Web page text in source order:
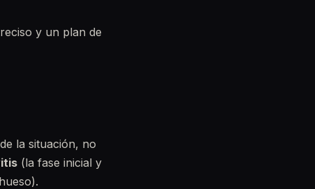
y un plan de
de la situación, no
(la fase inicial y